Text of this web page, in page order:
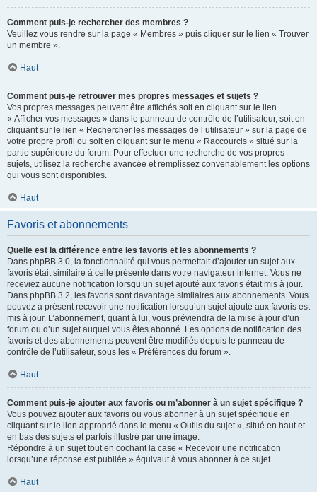
Comment puis-je rechercher des membres ?
Veuillez vous rendre sur la page « Membres » puis cliquer sur le lien « Trouver
un membre ».
Haut
Comment puis-je retrouver mes propres messages et sujets ?
Vos propres messages peuvent être affichés soit en cliquant sur le lien
« Afficher vos messages » dans le panneau de contrôle de l’utilisateur, soit en
cliquant sur le lien « Rechercher les messages de l’utilisateur » sur la page de
votre propre profil ou soit en cliquant sur le menu « Raccourcis » situé sur la
partie supérieure du forum. Pour effectuer une recherche de vos propres
sujets, utilisez la recherche avancée et remplissez convenablement les options
qui vous sont disponibles.
Haut
Favoris et abonnements
Quelle est la différence entre les favoris et les abonnements ?
Dans phpBB 3.0, la fonctionnalité qui vous permettait d’ajouter un sujet aux
favoris était similaire à celle présente dans votre navigateur internet. Vous ne
receviez aucune notification lorsqu’un sujet ajouté aux favoris était mis à jour.
Dans phpBB 3.2, les favoris sont davantage similaires aux abonnements. Vous
pouvez à présent recevoir une notification lorsqu’un sujet ajouté aux favoris est
mis à jour. L’abonnement, quant à lui, vous préviendra de la mise à jour d’un
forum ou d’un sujet auquel vous êtes abonné. Les options de notification des
favoris et des abonnements peuvent être modifiés depuis le panneau de
contrôle de l’utilisateur, sous les « Préférences du forum ».
Haut
Comment puis-je ajouter aux favoris ou m’abonner à un sujet spécifique ?
Vous pouvez ajouter aux favoris ou vous abonner à un sujet spécifique en
cliquant sur le lien approprié dans le menu « Outils du sujet », situé en haut et
en bas des sujets et parfois illustré par une image.
Répondre à un sujet tout en cochant la case « Recevoir une notification
lorsqu’une réponse est publiée » équivaut à vous abonner à ce sujet.
Haut